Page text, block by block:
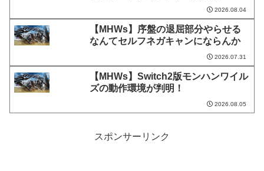
2026.08.04
【MHWs】序盤の退屈部分やらせる
なんてセルフネガキャンにならんか
2026.07.31
【MHWs】Switch2版モンハンワイル
ズの動作環境が判明！
2026.08.05
スポンサーリンク